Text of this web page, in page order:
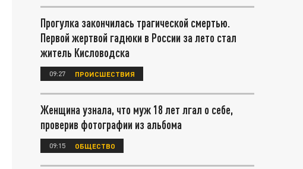
Прогулка закончилась трагической смертью.
Первой жертвой гадюки в России за лето стал
житель Кисловодска
09:27 ПРОИСШЕСТВИЯ
Женщина узнала, что муж 18 лет лгал о себе,
проверив фотографии из альбома
09:15 ОБЩЕСТВО